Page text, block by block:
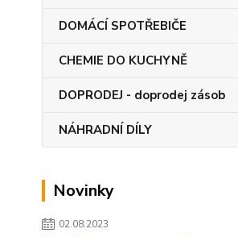
DOMÁCÍ SPOTŘEBIČE
CHEMIE DO KUCHYNĚ
DOPRODEJ - doprodej zásob
NÁHRADNÍ DÍLY
Novinky
02.08.2023